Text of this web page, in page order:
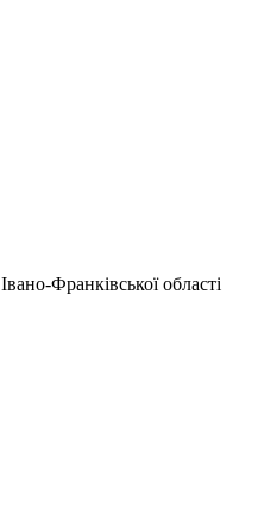
Івано-Франківської області